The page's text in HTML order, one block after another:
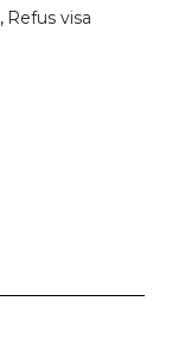
, Refus visa